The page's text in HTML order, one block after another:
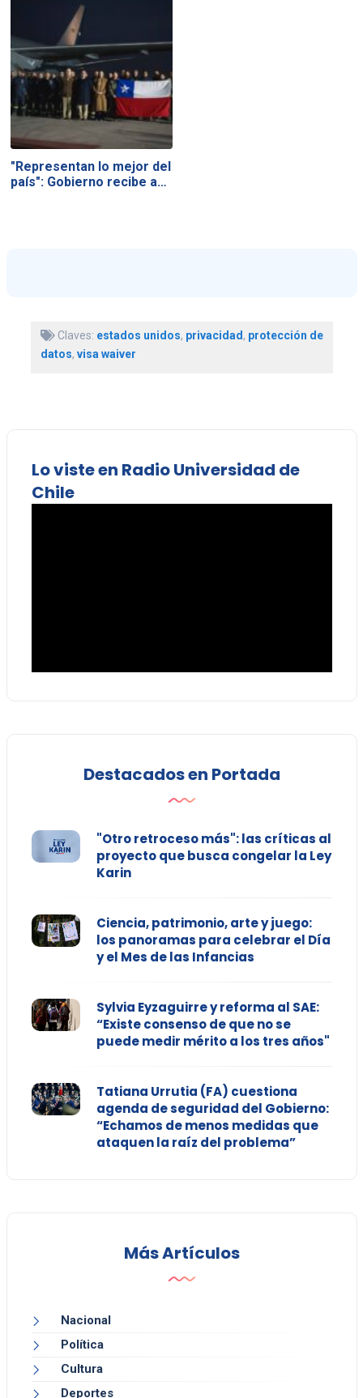
"Representan lo mejor del
país": Gobierno recibe a…
Claves: estados unidos, privacidad, protección de
datos, visa waiver
Lo viste en Radio Universidad de
Chile
Destacados en Portada
"Otro retroceso más": las críticas al
proyecto que busca congelar la Ley
Karin
Ciencia, patrimonio, arte y juego:
los panoramas para celebrar el Día
y el Mes de las Infancias
Sylvia Eyzaguirre y reforma al SAE:
“Existe consenso de que no se
puede medir mérito a los tres años"
Tatiana Urrutia (FA) cuestiona
agenda de seguridad del Gobierno:
“Echamos de menos medidas que
ataquen la raíz del problema”
Más Artículos
Nacional
Política
Cultura
Deportes